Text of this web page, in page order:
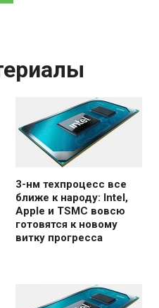
3-нм техпроцесс все
ближе к народу: Intel,
Apple и TSMC вовсю
готовятся к новому
витку прогресса